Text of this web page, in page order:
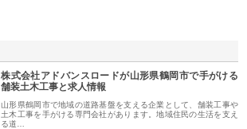
株式会社アドバンスロードが山形県鶴岡市で手がける
舗装土木工事と求人情報
山形県鶴岡市で地域の道路基盤を支える企業として、舗装工事や
土木工事を手がける専門会社があります。地域住民の生活を支え
る道…